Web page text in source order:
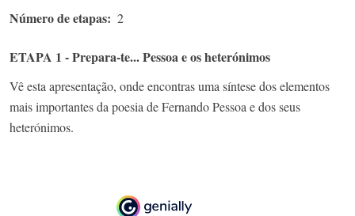
Número de etapas 2
ETAPA 1 - Prepara-te... Pessoa e os heterónimos
Vê esta apresentação, onde encontras uma síntese dos elementos
mais importantes da poesia de Fernando Pessoa e dos seus
heterónimos.